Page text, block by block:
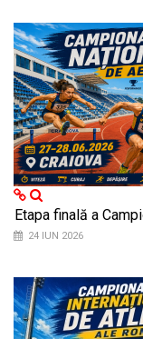
Etapa finală a
24 IUN 2026